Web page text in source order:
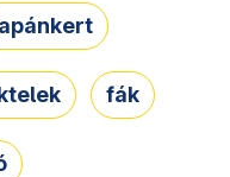
fák